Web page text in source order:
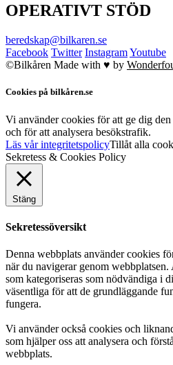
OPERATIVT STÖD
beredskap@bilkaren.se
Facebook Twitter InstagramYoutube
©Bilkåren Made with ♥ by
Cookies på bilkåren.se
Vi använder cookies för att ge dig
och för att analysera besökstrafik.
Läs vår integritetspolicyTillåt alla
Sekretess & Cookies Policy
Stäng
Sekretessöversikt
Denna webbplats använder cookies
när du navigerar genom webbplatsen.
som kategoriseras som nödvändiga i
väsentliga för att de grundläggande
fungera.
Vi använder också cookies och
som hjälper oss att analysera och
webbplats.